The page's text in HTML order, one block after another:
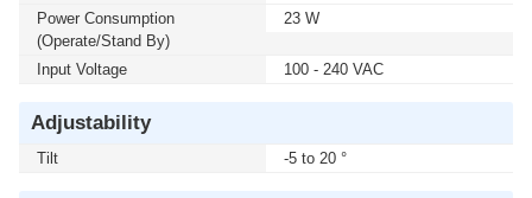
Power Consumption
(Operate/Stand By)
23 W
Input Voltage 100 - 240 VAC
Adjustability
Tilt -5 to 20 °